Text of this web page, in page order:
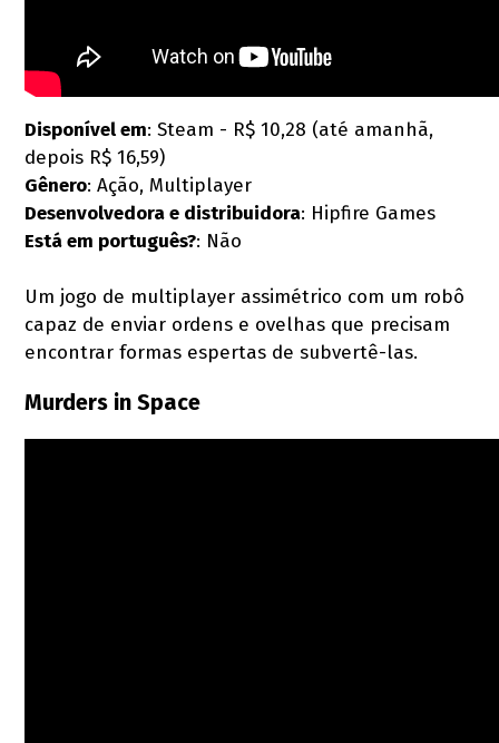
Disponível em: Steam - R$ 10,28 (até amanhã,
depois R$ 16,59)
Gênero: Ação, Multiplayer
Desenvolvedora e distribuidora: Hipfire Games
Está em português?: Não
Um jogo de multiplayer assimétrico com um robô
capaz de enviar ordens e ovelhas que precisam
encontrar formas espertas de subvertê-las.
Murders in Space